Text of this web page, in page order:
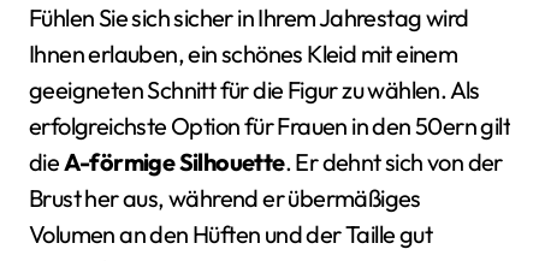
Fühlen Sie sich sicher in Ihrem Jahrestag wird
Ihnen erlauben, ein schönes Kleid mit einem
geeigneten Schnitt für die Figur zu wählen. Als
erfolgreichste Option für Frauen in den 50ern gilt
dieA-förmige Silhouette. Er dehnt sich von der
Brust her aus, während er übermäßiges
Volumen an den Hüften und der Taille gut